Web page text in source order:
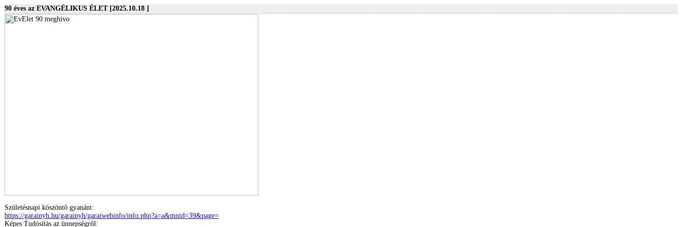
90 éves az EVANGÉLIKUS ÉLET [2025.10.18 ]
Születésnapi köszöntő gyanánt:
https://garainyh.hu/garainyh/garaiwebinfo/info.php?a=a&mnid=39&page=
Képes Tudósítás az ünnepségről: